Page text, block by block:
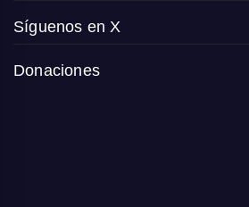
Síguenos en X
Donaciones